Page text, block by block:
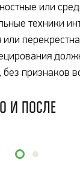
или
техники
или
признаков
и после